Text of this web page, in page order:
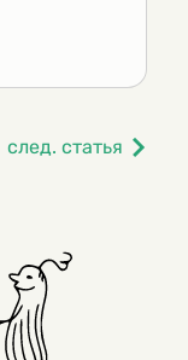
след. статья